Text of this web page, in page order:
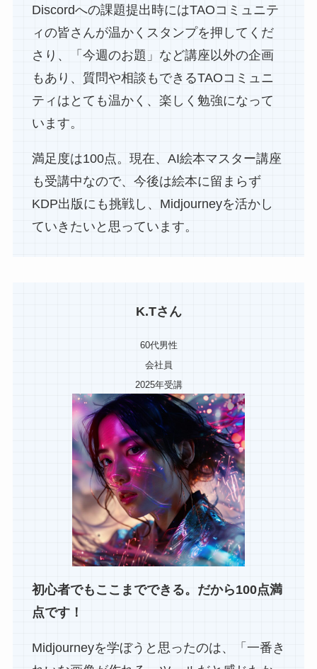
Discordへの課題提出時にはTAOコミュニテ
ィの皆さんが温かくスタンプを押してくだ
さり、「今週のお題」など講座以外の企画
もあり、質問や相談もできるTAOコミュニ
ティはとても温かく、楽しく勉強になって
います。
満足度は100点。現在、AI絵本マスター講座
も受講中なので、今後は絵本に留まらず
KDP出版にも挑戦し、Midjourneyを活かし
ていきたいと思っています。
K.Tさん
60代男性
会社員
2025年受講
初心者でもここまでできる。だから100点満
点です！
Midjourneyを学ぼうと思ったのは、「一番き